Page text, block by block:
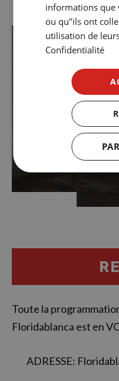
Toute la
Floridablanca est en
ADRESSE:
informations que
ou qu"ils ont
utilisation de
Confidentialité